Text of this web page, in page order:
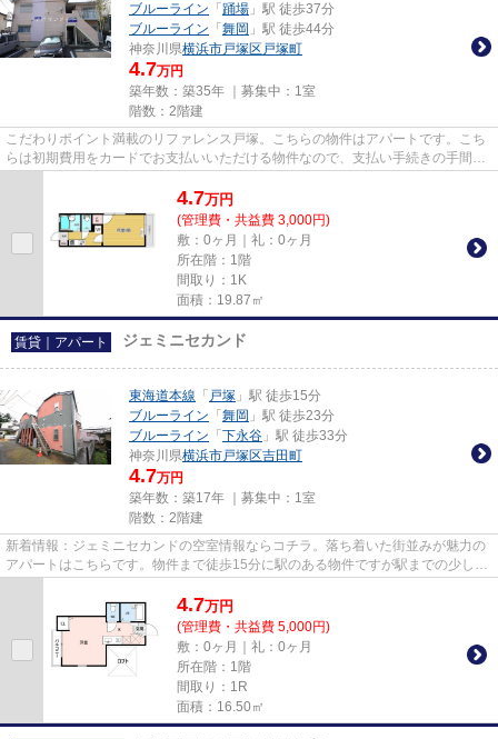
ブルーライン 「 踊場 」駅 徒歩37分
ブルーライン 「 舞岡 」駅 徒歩44分
神奈川県横浜市戸塚区 戸塚町
4.7万円
築年数：築35年 ｜募集中： 1室
階数：2階建
こだわりポイント満載のリファレンス戸塚。こちらの物件はアパートです。こち
らは初期費用をカードでお支払いいただける物件なので、支払い手続きの手間が
4.7万円
(管理費・共益費 3,000円)
敷：0ヶ月｜礼：0ヶ月
所在階：1階
間取り：1K
面積：19.87㎡
賃貸｜アパート ジェミニセカンド
東海道本線 「 戸塚 」駅 徒歩15分
ブルーライン 「 舞岡 」駅 徒歩23分
ブルーライン 「 下永谷 」駅 徒歩33分
神奈川県横浜市戸塚区吉田町
4.7万円
築年数：築17年 ｜募集中： 1室
階数：2階建
新着情報：ジェミニセカンドの空室情報ならコチラ。落ち着いた街並みが魅力の
アパートはこちらです。物件まで徒歩15分に駅のある物件ですが駅までの少しの
4.7万円
(管理費・共益費 5,000円)
敷：0ヶ月｜礼：0ヶ月
所在階：1階
間取り：1R
面積：16.50㎡